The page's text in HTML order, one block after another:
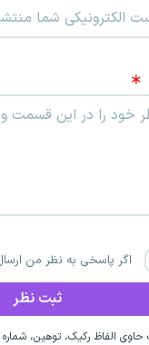
اگر پاسخی به نظر من
حاوی الفاظ رکیک، توهین،